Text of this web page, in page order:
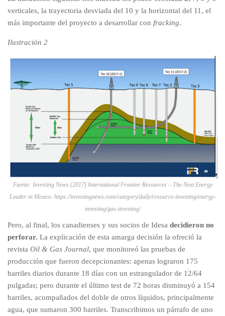
verticales, la trayectoria desviada del 10 y la horizontal del 11, el
más importante del proyecto a desarrollar con fracking.
Ilustración 2
Fuente: Investing News (2017) International Frontier Resources – The Next Energy
Leader in Mexico. https://investingnews.com/category/daily/resource-investing/energy-
investing/gas-investing/
Pero, al final, los canadienses y sus socios de Idesa decidieron no
perforar. La explicación de esta amarga decisión la ofreció la
revista Oil & Gas Journal, que monitoreó las pruebas de
producción que fueron decepcionantes: apenas lograron 175
barriles diarios durante 18 días con un estrangulador de 12/64
pulgadas; pero durante el último test de 72 horas disminuyó a 154
barriles, acompañados del doble de otros líquidos, principalmente
agua, que sumaron 300 barriles. Transcribimos un párrafo de uno